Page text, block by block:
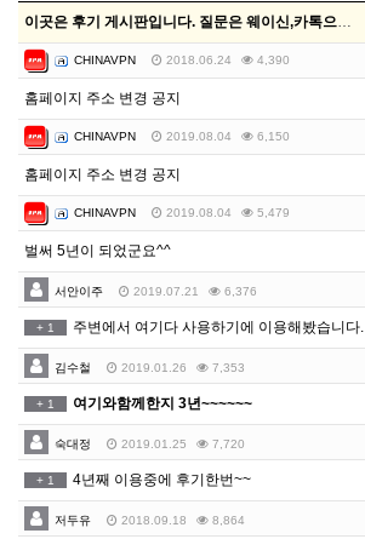
이곳은 후기 게시판입니다. 질문은 웨이신,카톡으로문의주…
CHINAVPN 2018.06.24 4,390
홈페이지 주소 변경 공지
CHINAVPN 2019.08.04 6,150
홈페이지 주소 변경 공지
CHINAVPN 2019.08.04 5,479
벌써 5년이 되었군요^^
서안이주 2019.07.21 6,376
+ 1 주변에서 여기다 사용하기에 이용해봤습니다.
김수철 2019.01.26 7,353
+ 1 여기와함께한지 3년~~~~~~
숙대정 2019.01.25 7,720
+ 1 4년째 이용중에 후기한번~~
저두유 2018.09.18 8,864